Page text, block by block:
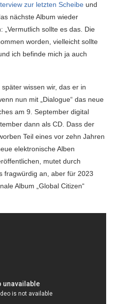
zur letzten Scheibe und
nächste Album wieder
„Vermutlich sollte es das. Die
worden, vielleicht sollte
ich befinde mich ja auch
wissen wir, das er in
nun mit „Dialogue“ das neue
am 9. September digital
dann als CD. Dass der
Teil eines vor zehn Jahren
elektronische Alben
mutet durch
fragwürdig an, aber für 2023
Album „Global Citizen“